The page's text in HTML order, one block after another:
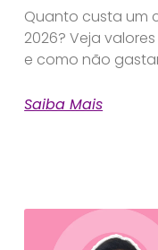
Quanto custa um
2026? Veja
e como não
Saiba Mais